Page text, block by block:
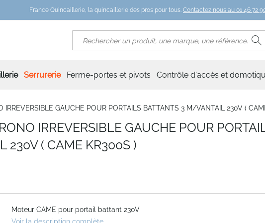
France Quincaillerie, la quincaillerie des pros pour tous. Contactez nous au 01 46 72
Serrurerie Ferme-portes et pivots Contrôle d'accès et
GAUCHE POUR PORTAILS BATTANTS 3 M/VANTAIL 230V (
IRREVERSIBLE GAUCHE POUR
230V ( CAME KR300S )
Moteur CAME pour portail battant 230V